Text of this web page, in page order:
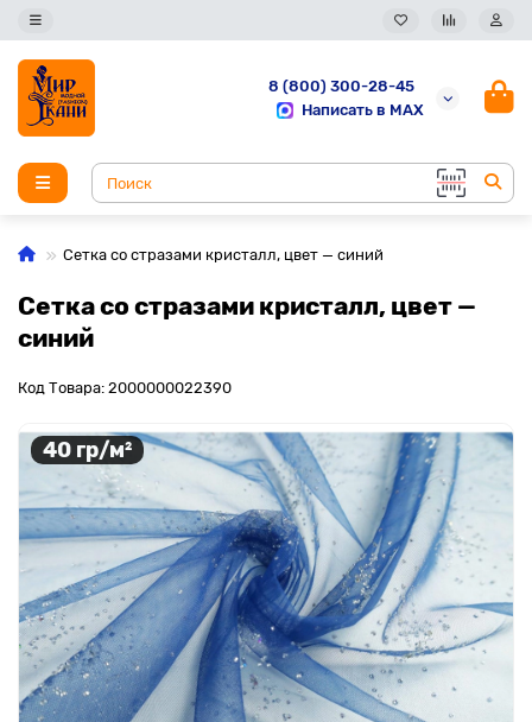
8 (800) 300-28-45
Написать в MAX
Сетка со стразами кристалл, цвет — синий
Сетка со стразами кристалл, цвет —
синий
Код Товара: 2000000022390
40 гр/м²